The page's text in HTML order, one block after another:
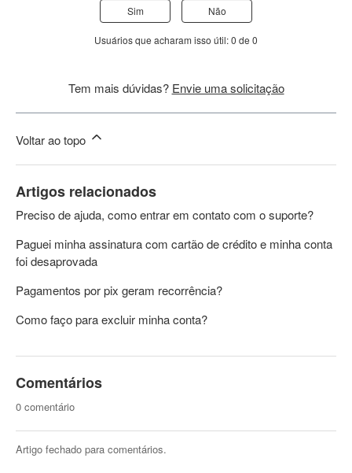
Sim Não
Usuários que acharam isso útil: 0 de 0
Tem mais dúvidas? Envie uma solicitação
Voltar ao topo
Artigos relacionados
Preciso de ajuda, como entrar em contato com o suporte?
Paguei minha assinatura com cartão de crédito e minha conta
foi desaprovada
Pagamentos por pix geram recorrência?
Como faço para excluir minha conta?
Comentários
0 comentário
Artigo fechado para comentários.